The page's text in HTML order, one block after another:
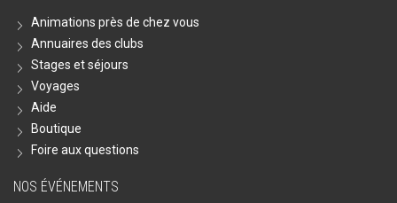
Animations près de chez vous
Annuaires des clubs
Stages et séjours
Voyages
Aide
Boutique
Foire aux questions
NOS ÉVÉNEMENTS